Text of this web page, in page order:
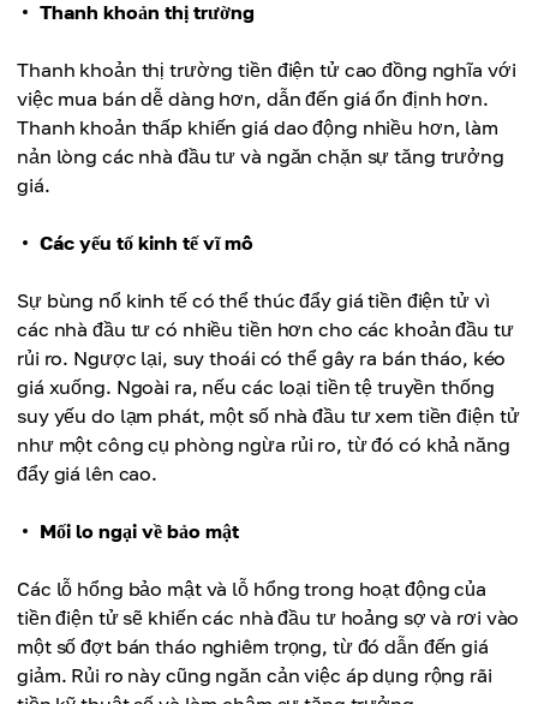
Thanh khoản thị trường
Thanh khoản thị trường tiền điện tử cao đồng nghĩa với
việc mua bán dễ dàng hơn, dẫn đến giá ổn định hơn.
Thanh khoản thấp khiến giá dao động nhiều hơn, làm
nản lòng các nhà đầu tư và ngăn chặn sự tăng trưởng
giá.
Các yếu tố kinh tế vĩ mô
Sự bùng nổ kinh tế có thể thúc đẩy giá tiền điện tử vì
các nhà đầu tư có nhiều tiền hơn cho các khoản đầu tư
rủi ro. Ngược lại, suy thoái có thể gây ra bán tháo, kéo
giá xuống. Ngoài ra, nếu các loại tiền tệ truyền thống
suy yếu do lạm phát, một số nhà đầu tư xem tiền điện tử
như một công cụ phòng ngừa rủi ro, từ đó có khả năng
đẩy giá lên cao.
Mối lo ngại về bảo mật
Các lỗ hổng bảo mật và lỗ hổng trong hoạt động của
tiền điện tử sẽ khiến các nhà đầu tư hoảng sợ và rơi vào
một số đợt bán tháo nghiêm trọng, từ đó dẫn đến giá
giảm. Rủi ro này cũng ngăn cản việc áp dụng rộng rãi